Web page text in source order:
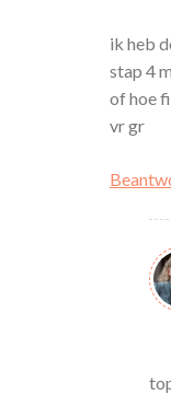
ik heb
stap 4
of hoe
vr gr